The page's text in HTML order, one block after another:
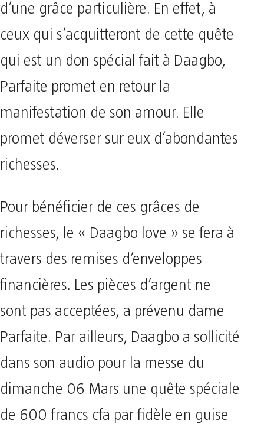
d’une grâce particulière. En effet, à
ceux qui s’acquitteront de cette quête
qui est un don spécial fait à Daagbo,
Parfaite promet en retour la
manifestation de son amour. Elle
promet déverser sur eux d’abondantes
richesses.
Pour bénéficier de ces grâces de
richesses, le « Daagbo love » se fera à
travers des remises d’enveloppes
financières. Les pièces d’argent ne
sont pas acceptées, a prévenu dame
Parfaite. Par ailleurs, Daagbo a sollicité
dans son audio pour la messe du
dimanche 06 Mars une quête spéciale
de 600 francs cfa par fidèle en guise